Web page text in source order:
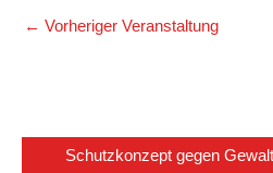
← Vorheriger Veranstaltung
Schutzkonzept gegen Gewalt